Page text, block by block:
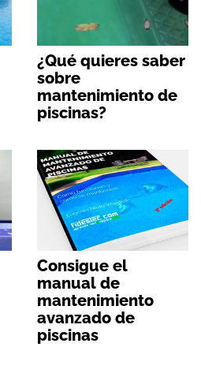
¿Qué quieres saber
sobre
mantenimiento de
piscinas?
Consigue el
manual de
mantenimiento
avanzado de
piscinas